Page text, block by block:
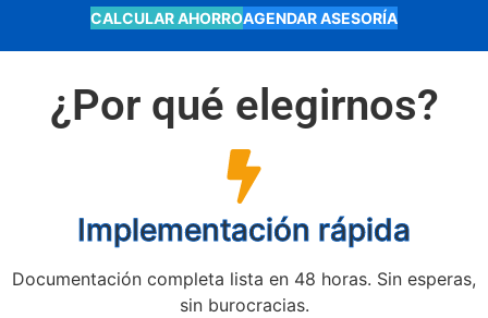
CALCULAR AHORROAGENDAR ASESORÍA
¿Por qué elegirnos?
Implementación rápida
Documentación completa lista en 48 horas. Sin esperas,
sin burocracias.